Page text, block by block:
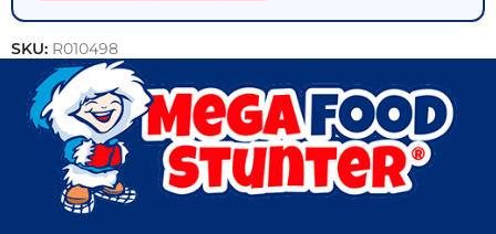
SKU: R010498
Categorieën:Horeca groothandel